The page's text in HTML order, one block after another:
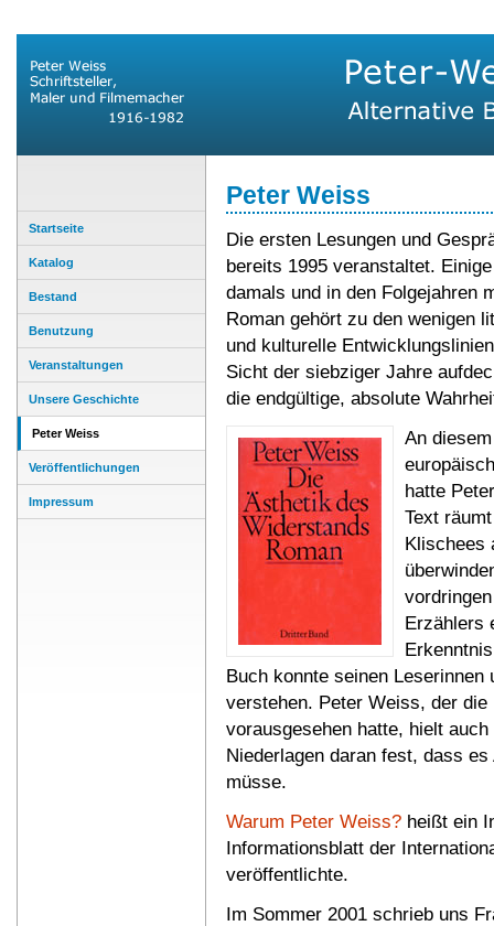
Startseite
Katalog
Bestand
Benutzung
Veranstaltungen
Unsere Geschichte
Peter Weiss
Veröffentlichungen
Impressum
Peter Weiss
Die ersten Lesungen und
bereits 1995 veranstaltet.
damals und in den Folgejahren
Roman gehört zu den wenigen
und kulturelle
Sicht der siebziger Jahre
die endgültige, absolute
An
hatte
Text
Klischees
Erzählers
Buch konnte seinen
verstehen. Peter Weiss, der
vorausgesehen hatte, hielt
Niederlagen daran fest, dass
müsse.
Warum Peter Weiss? heißt ein
Informationsblatt der
veröffentlichte.
Im Sommer 2001 schrieb uns